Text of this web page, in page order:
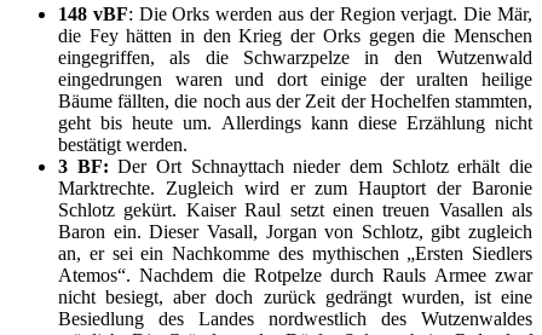
148 vBF: Die Orks werden aus der Region verjagt. Die Mär,
die Fey hätten in den Krieg der Orks gegen die Menschen
eingegriffen, als die Schwarzpelze in den Wutzenwald
eingedrungen waren und dort einige der uralten heilige
Bäume fällten, die noch aus der Zeit der Hochelfen stammten,
geht bis heute um. Allerdings kann diese Erzählung nicht
bestätigt werden.
3 BF: Der Ort Schnayttach nieder dem Schlotz erhält die
Marktrechte. Zugleich wird er zum Hauptort der Baronie
Schlotz gekürt. Kaiser Raul setzt einen treuen Vasallen als
Baron ein. Dieser Vasall, Jorgan von Schlotz, gibt zugleich
an, er sei ein Nachkomme des mythischen „Ersten Siedlers
Atemos“. Nachdem die Rotpelze durch Rauls Armee zwar
nicht besiegt, aber doch zurück gedrängt wurden, ist eine
Besiedlung des Landes nordwestlich des Wutzenwaldes